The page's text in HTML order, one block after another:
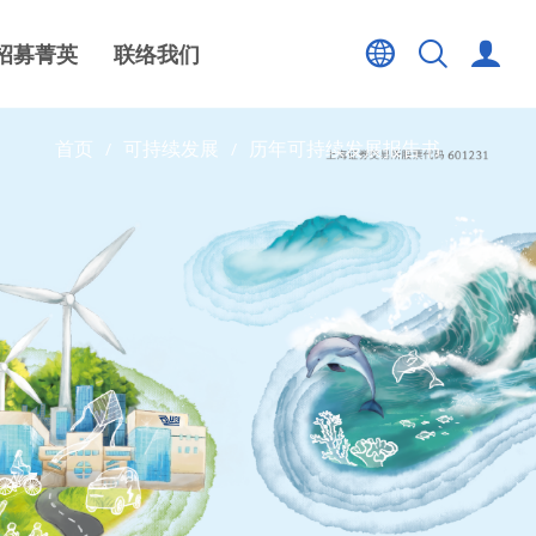
募菁英 联络我们
首页 可持续发展 历年可持续发展报告书